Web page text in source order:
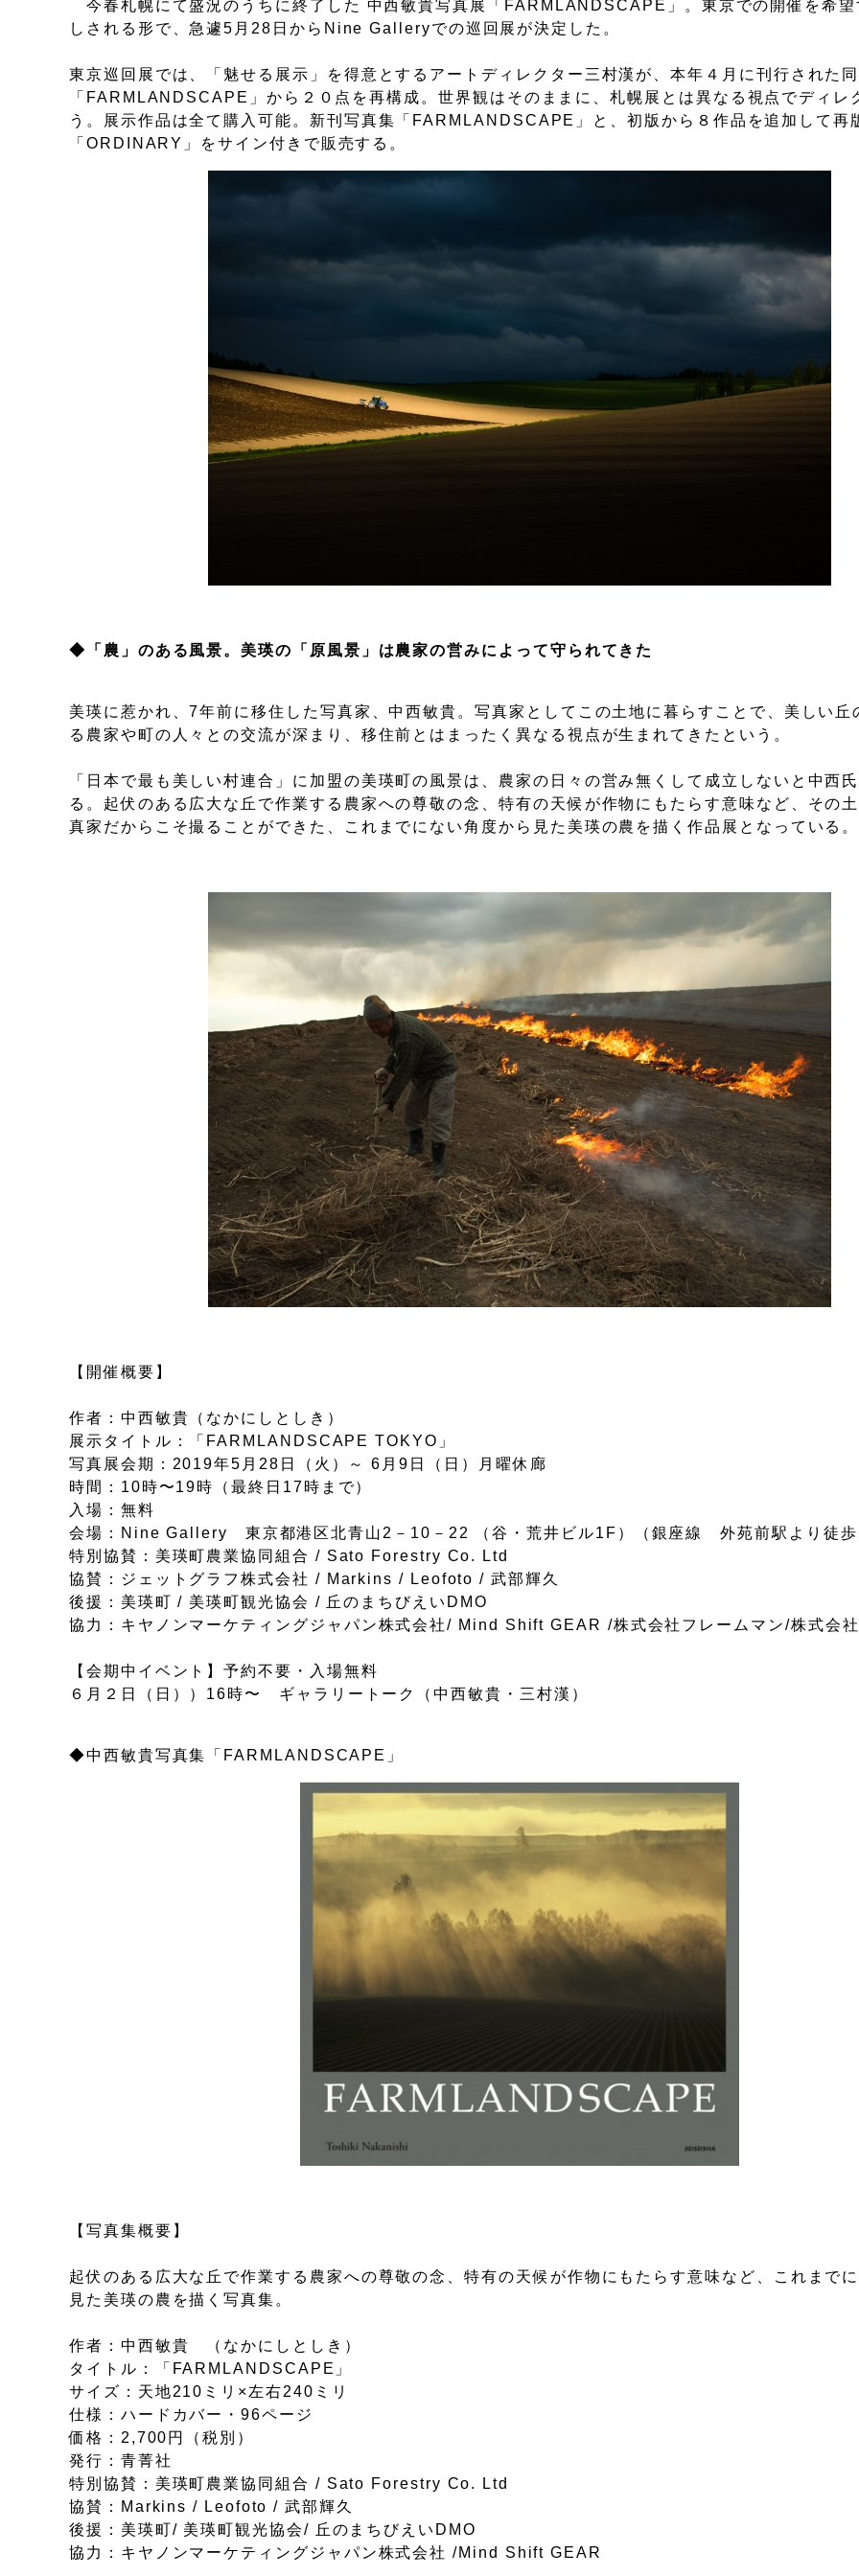
今春札幌にて盛況のうちに終了した 中西敏貴写真展「FARMLANDSCAPE」。東京での開催を希望
しされる形で、急遽5月28日からNine Galleryでの巡回展が決定した。
東京巡回展では、「魅せる展示」を得意とするアートディレクター三村漢が、本年４月に刊行された同
「FARMLANDSCAPE」から２０点を再構成。世界観はそのままに、札幌展とは異なる視点でディレ
う。展示作品は全て購入可能。新刊写真集「FARMLANDSCAPE」と、初版から８作品を追加して再
「ORDINARY」をサイン付きで販売する。
◆「農」のある風景。美瑛の「原風景」は農家の営みによって守られてきた
美瑛に惹かれ、7年前に移住した写真家、中西敏貴。写真家としてこの土地に暮らすことで、美しい丘
る農家や町の人々との交流が深まり、移住前とはまったく異なる視点が生まれてきたという。
「日本で最も美しい村連合」に加盟の美瑛町の風景は、農家の日々の営み無くして成立しないと中西氏
る。起伏のある広大な丘で作業する農家への尊敬の念、特有の天候が作物にもたらす意味など、その
真家だからこそ撮ることができた、これまでにない角度から見た美瑛の農を描く作品展となっている。
【開催概要】
作者：中西敏貴（なかにしとしき）
展示タイトル：「FARMLANDSCAPE TOKYO」
写真展会期：2019年5月28日（火）～ 6月9日（日）月曜休廊
時間：10時〜19時（最終日17時まで）
入場：無料
会場：Nine Gallery 東京都港区北青山2－10－22 （谷・荒井ビル1F）（銀座線 外苑前駅より徒歩
特別協賛：美瑛町農業協同組合 / Sato Forestry Co. Ltd
協賛：ジェットグラフ株式会社 / Markins / Leofoto / 武部輝久
後援：美瑛町 / 美瑛町観光協会 / 丘のまちびえいDMO
協力：キヤノンマーケティングジャパン株式会社/ Mind Shift GEAR /株式会社フレームマン/株式会
【会期中イベント】予約不要・入場無料
６月２日（日））16時〜 ギャラリートーク（中西敏貴・三村漢）
◆中西敏貴写真集「FARMLANDSCAPE」
【写真集概要】
起伏のある広大な丘で作業する農家への尊敬の念、特有の天候が作物にもたらす意味など、これまで
見た美瑛の農を描く写真集。
作者：中西敏貴 （なかにしとしき）
タイトル：「FARMLANDSCAPE」
サイズ：天地210ミリ×左右240ミリ
仕様：ハードカバー・96ページ
価格：2,700円（税別）
発行：青菁社
特別協賛：美瑛町農業協同組合 / Sato Forestry Co. Ltd
協賛：Markins / Leofoto / 武部輝久
後援：美瑛町/ 美瑛町観光協会/ 丘のまちびえいDMO
協力：キヤノンマーケティングジャパン株式会社 /Mind Shift GEAR